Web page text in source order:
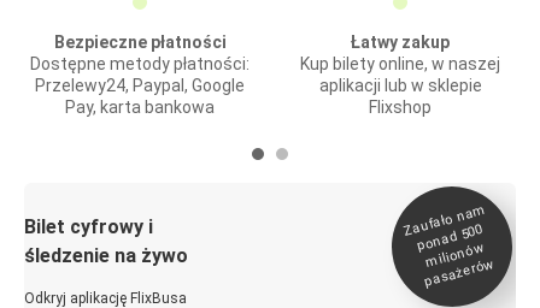
Bezpieczne płatności
Dostępne metody płatności:
Przelewy24, Paypal, Google
Pay, karta bankowa
Łatwy zakup
Kup bilety online, w naszej
aplikacji lub w sklepie
Flixshop
Bilet cyfrowy i
śledzenie na żywo
Odkryj aplikację FlixBusa
Zaufało na
m
ponad 500
milionó
w
pasażeró
w